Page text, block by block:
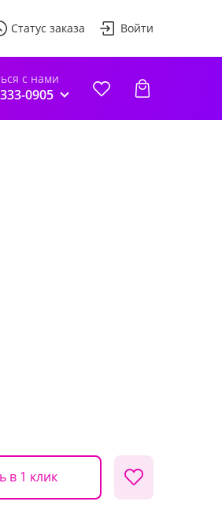
Статус заказа Войти
с нами
0905
в 1 клик